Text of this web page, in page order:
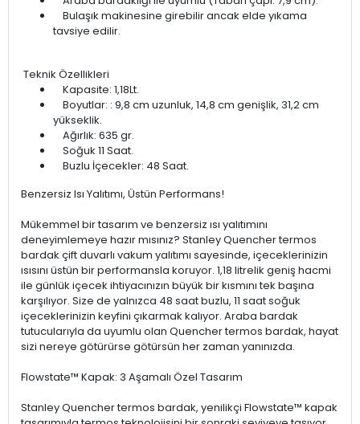
Bulaşık makinesine girebilir ancak elde yıkama
tavsiye edilir.
Teknik Özellikleri
Kapasite: 1,18Lt.
Boyutlar: : 9,8 cm uzunluk, 14,8 cm genişlik, 31,2 cm
yükseklik.
Ağırlık: 635 gr.
Soğuk 11 Saat.
Buzlu İçecekler: 48 Saat.
Benzersiz Isı Yalıtımı, Üstün Performans!
Mükemmel bir tasarım ve benzersiz ısı yalıtımını
deneyimlemeye hazır mısınız? Stanley Quencher termos
bardak çift duvarlı vakum yalıtımı sayesinde, içeceklerinizin
ısısını üstün bir performansla koruyor. 1,18 litrelik geniş hacmi
ile günlük içecek ihtiyacınızın büyük bir kısmını tek başına
karşılıyor. Size de yalnızca 48 saat buzlu, 11 saat soğuk
içeceklerinizin keyfini çıkarmak kalıyor. Araba bardak
tutucularıyla da uyumlu olan Quencher termos bardak, hayat
sizi nereye götürürse götürsün her zaman yanınızda.
Flowstate™ Kapak: 3 Aşamalı Özel Tasarım
Stanley Quencher termos bardak, yenilikçi Flowstate™ kapak